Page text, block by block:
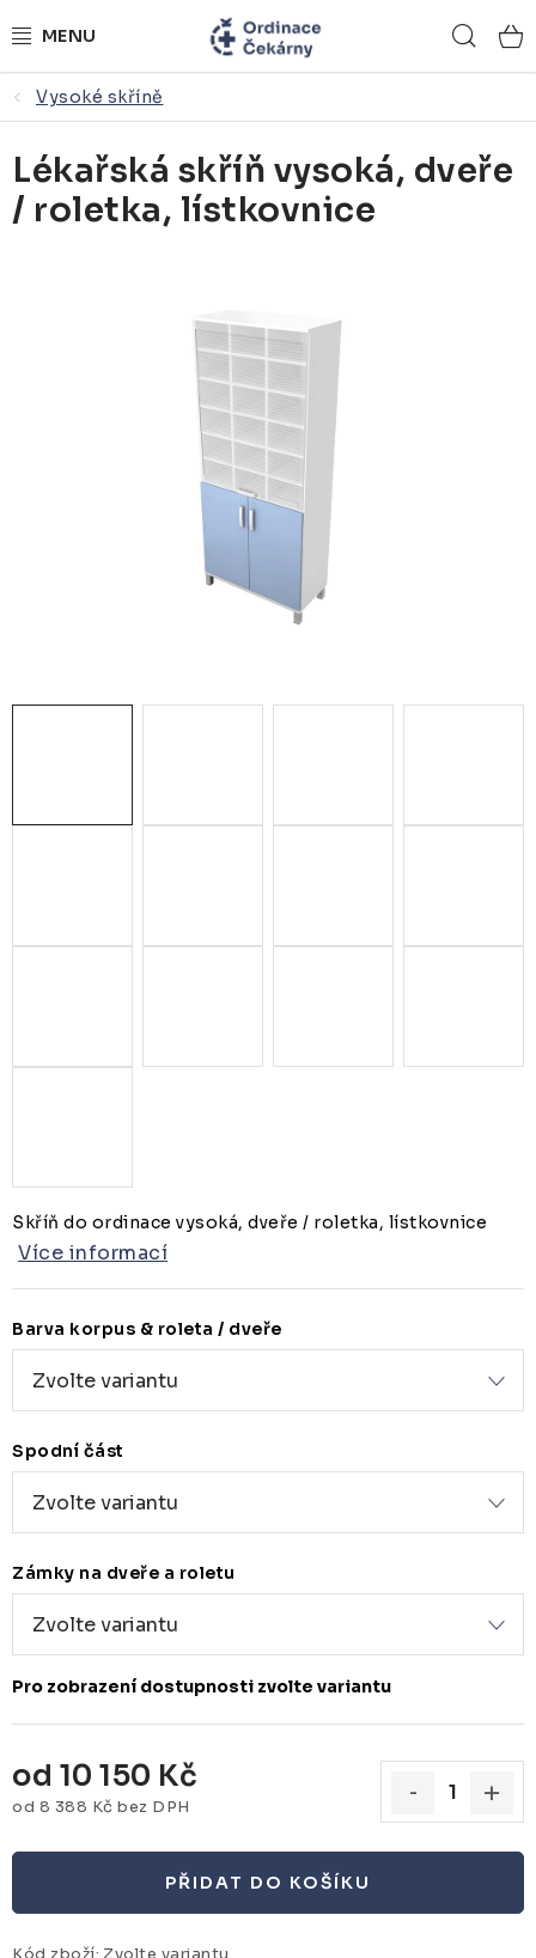
na
ORDINACE NA MÍRU
ZDRAVOTNICKÝ NÁBYTEK
LÉKAŘSKÉ VYBAVENÍ
NÁSTROJOVÉ STOLKY
ZUBAŘSKÝ NÁBYTEK
ZDRAVOTNICKÁ LEHÁTKA
Vysoké skříně
Skříň do ordinace vysoká, dveře / roletka, lístkovnice
Více informací
Barva korpus & roleta / dveře
Spodní část
Zámky na dveře a roletu
od 10 150 Kč
od 8 388 Kč bez DPH
PŘIDAT DO KOŠÍKU
Kód zboží: Zvolte variantu
Lékařská skříň vysoká, dveře
/ roletka, lístkovnice